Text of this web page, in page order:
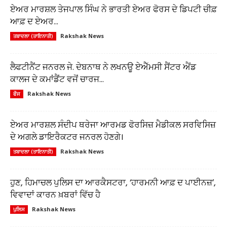
ਏਅਰ ਮਾਰਸ਼ਲ ਤੇਜਪਾਲ ਸਿੰਘ ਨੇ ਭਾਰਤੀ ਏਅਰ ਫੋਰਸ ਦੇ ਡਿਪਟੀ ਚੀਫ਼
ਆਫ਼ ਦ ਏਅਰ...
ਤਬਾਦਲਾ (ਤਾਇਨਾਤੀ) Rakshak News
ਲੈਫਟੀਨੈਂਟ ਜਨਰਲ ਜੇ. ਦੇਬਨਾਥ ਨੇ ਲਖਨਊ ਏਐੱਮਸੀ ਸੈਂਟਰ ਐਂਡ
ਕਾਲਜ ਦੇ ਕਮਾਂਡੈਂਟ ਵਜੋਂ ਚਾਰਜ...
ਫੌਜ Rakshak News
ਏਅਰ ਮਾਰਸ਼ਲ ਸੰਦੀਪ ਥਰੇਜਾ ਆਰਮਡ ਫੋਰਸਿਜ਼ ਮੈਡੀਕਲ ਸਰਵਿਸਿਜ਼
ਦੇ ਅਗਲੇ ਡਾਇਰੈਕਟਰ ਜਨਰਲ ਹੋਣਗੇ।
ਤਬਾਦਲਾ (ਤਾਇਨਾਤੀ) Rakshak News
ਹੁਣ, ਹਿਮਾਚਲ ਪੁਲਿਸ ਦਾ ਆਰਕੈਸਟਰਾ, ‘ਹਾਰਮਨੀ ਆਫ਼ ਦ ਪਾਈਨਜ਼’,
ਵਿਵਾਦਾਂ ਕਾਰਨ ਖ਼ਬਰਾਂ ਵਿੱਚ ਹੈ
ਪੁਲਿਸ Rakshak News